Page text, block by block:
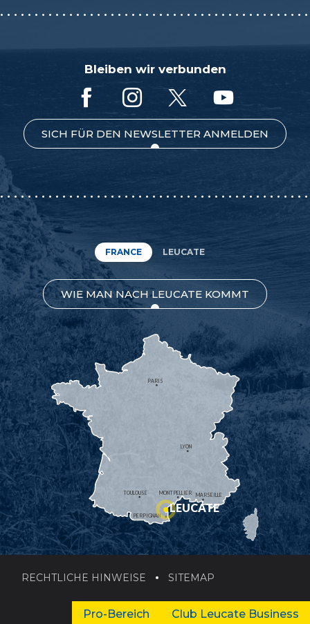
Bleiben wir verbunden
SICH FÜR DEN NEWSLETTER ANMELDEN
FRANCE LEUCATE
WIE MAN NACH LEUCATE KOMMT
MONTPELLIER
PERPIGNAN
MARSEILLE
TOULOUSE
LYON
PARIS
LEUCATE
RECHTLICHE HINWEISE SITEMAP
Pro-Bereich Club Leucate Business